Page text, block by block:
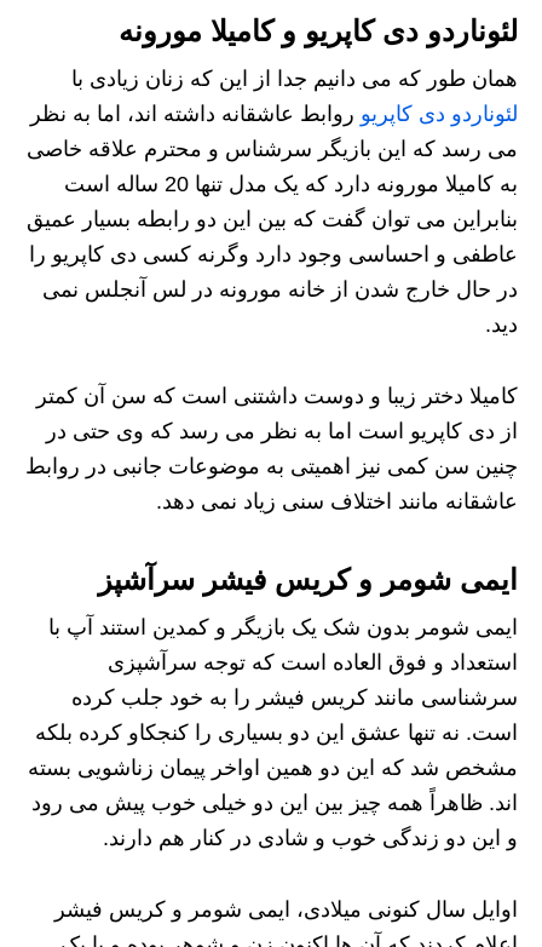
لئوناردو دی کاپریو و کامیلا مورونه
همان طور که می دانیم جدا از این که زنان زیادی با
لئوناردو دی کاپریو روابط عاشقانه داشته اند، اما به نظر
می رسد که این بازیگر سرشناس و محترم علاقه خاصی
به کامیلا مورونه دارد که یک مدل تنها 20 ساله است
بنابراین می توان گفت که بین این دو رابطه بسیار عمیق
عاطفی و احساسی وجود دارد وگرنه کسی دی کاپریو را
در حال خارج شدن از خانه مورونه در لس آنجلس نمی
دید.
کامیلا دختر زیبا و دوست داشتنی است که سن آن کمتر
از دی کاپریو است اما به نظر می رسد که وی حتی در
چنین سن کمی نیز اهمیتی به موضوعات جانبی در روابط
عاشقانه مانند اختلاف سنی زیاد نمی دهد.
ایمی شومر و کریس فیشر سرآشپز
ایمی شومر بدون شک یک بازیگر و کمدین استند آپ با
استعداد و فوق العاده است که توجه سرآشپزی
سرشناسی مانند کریس فیشر را به خود جلب کرده
است. نه تنها عشق این دو بسیاری را کنجکاو کرده بلکه
مشخص شد که این دو همین اواخر پیمان زناشویی بسته
اند. ظاهراً همه چیز بین این دو خیلی خوب پیش می رود
و این دو زندگی خوب و شادی در کنار هم دارند.
اوایل سال کنونی میلادی، ایمی شومر و کریس فیشر